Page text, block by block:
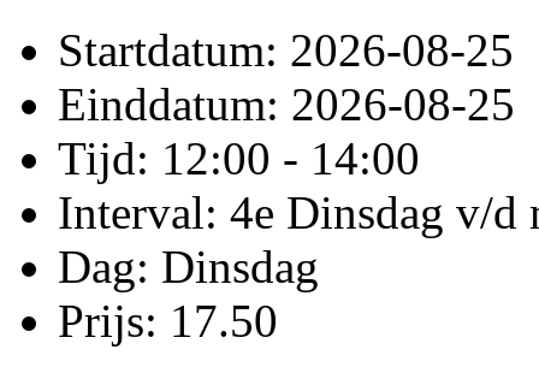
Startdatum: 2026-08-25
Einddatum: 2026-08-25
Tijd: 12:00 - 14:00
Interval: 4e Dinsdag v/d
Dag: Dinsdag
Prijs: 17.50